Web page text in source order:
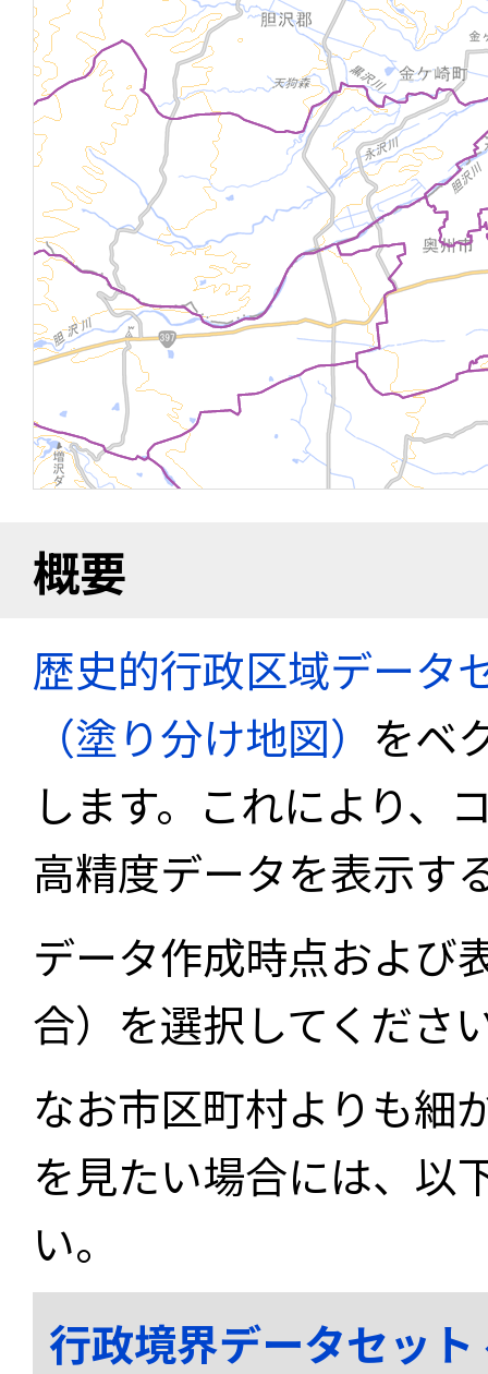
概要
歴史的行政区域データ
（塗り分け地図） をベ
します。これにより、
高精度データを表示す
データ作成時点および
合）を選択してくださ
なお市区町村よりも細
を見たい場合には、以
い。
行政境界データセッ